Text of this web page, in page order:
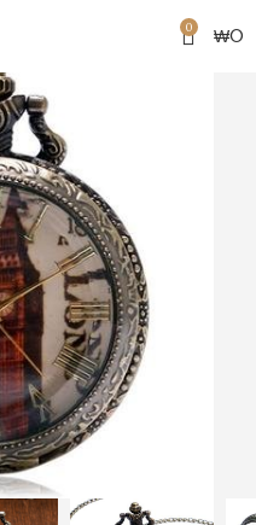
0 ₩0